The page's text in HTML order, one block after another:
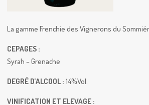
La gamme Frenchie des Vignerons du
CEPAGES :
Syrah – Grenache
DEGRÉ D’ALCOOL :14%Vol.
VINIFICATION ET ELEVAGE :